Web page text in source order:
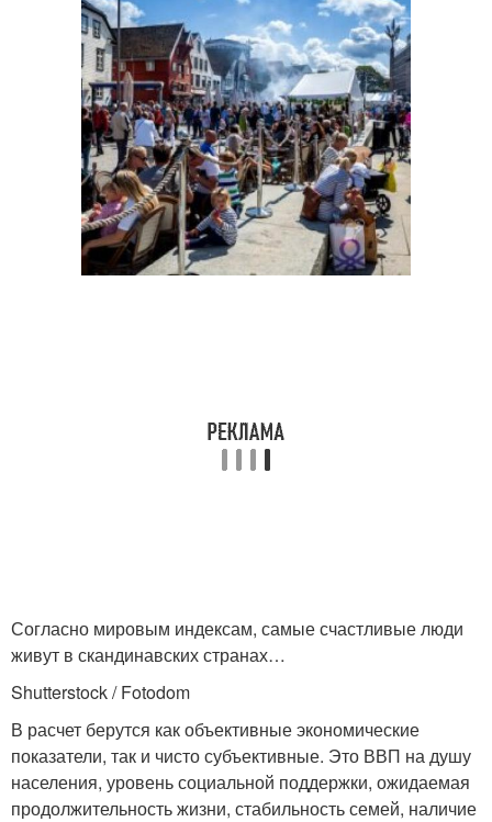
Согласно мировым индексам, самые счастливые люди
живут в скандинавских странах…
Shutterstock / Fotodom
В расчет берутся как объективные экономические
показатели, так и чисто субъективные. Это ВВП на душу
населения, уровень социальной поддержки, ожидаемая
продолжительность жизни, стабильность семей, наличие